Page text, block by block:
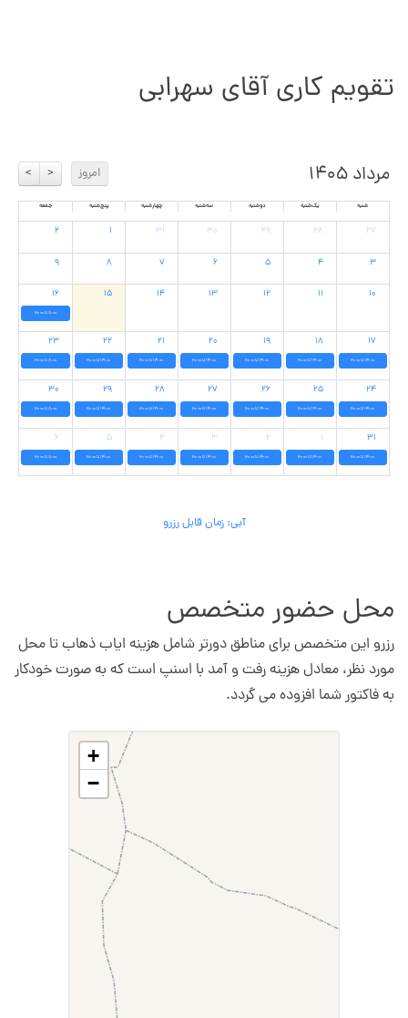
تقویم کاری آقای سهرابی
< > امروز مرداد ۱۴۰۵
جمعه پنج‌شنبه چهارشنبه سه‌شنبه دوشنبه یک‌شنبه شنبه
۲ ۱ ۳۱ ۳۰ ۲۹ ۲۸ ۲۷
۹ ۸ ۷ ۶ ۵ ۴ ۳
۱۶ ۱۵ ۱۴ ۱۳ ۱۲ ۱۱ ۱۰
8:00 تا 20:00
۲۳ ۲۲ ۲۱ ۲۰ ۱۹ ۱۸ ۱۷
8:00 تا 20:00 14:00 تا 20:00 14:00 تا 20:00 14:00 تا 20:00 14:00 تا 20:00 14:00 تا 20:00 14:00 تا 20:00
۳۰ ۲۹ ۲۸ ۲۷ ۲۶ ۲۵ ۲۴
8:00 تا 20:00 14:00 تا 20:00 14:00 تا 20:00 14:00 تا 20:00 14:00 تا 20:00 14:00 تا 20:00 14:00 تا 20:00
۶ ۵ ۴ ۳ ۲ ۱ ۳۱
8:00 تا 20:00 14:00 تا 20:00 14:00 تا 20:00 14:00 تا 20:00 14:00 تا 20:00 14:00 تا 20:00 14:00 تا 20:00
آبی: زمان قابل رزرو
محل حضور متخصص
رزرو این متخصص برای مناطق دورتر شامل هزینه ایاب ذهاب تا محل
مورد نظر، معادل هزینه رفت و آمد با اسنپ است که به صورت خودکار
به فاکتور شما افزوده می گردد.
+
−